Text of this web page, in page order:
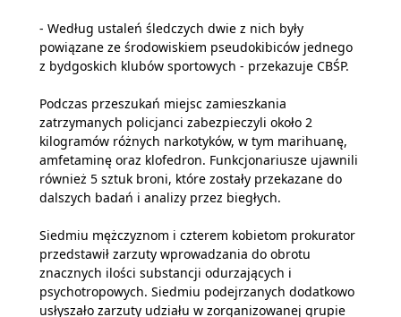
- Według ustaleń śledczych dwie z nich były
powiązane ze środowiskiem pseudokibiców jednego
z bydgoskich klubów sportowych - przekazuje CBŚP.
Podczas przeszukań miejsc zamieszkania
zatrzymanych policjanci zabezpieczyli około 2
kilogramów różnych narkotyków, w tym marihuanę,
amfetaminę oraz klofedron. Funkcjonariusze ujawnili
również 5 sztuk broni, które zostały przekazane do
dalszych badań i analizy przez biegłych.
Siedmiu mężczyznom i czterem kobietom prokurator
przedstawił zarzuty wprowadzania do obrotu
znacznych ilości substancji odurzających i
psychotropowych. Siedmiu podejrzanych dodatkowo
usłyszało zarzuty udziału w zorganizowanej grupie